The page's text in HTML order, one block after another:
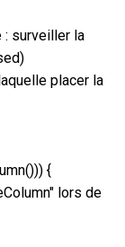
: surveiller la
placer la
{
lors de